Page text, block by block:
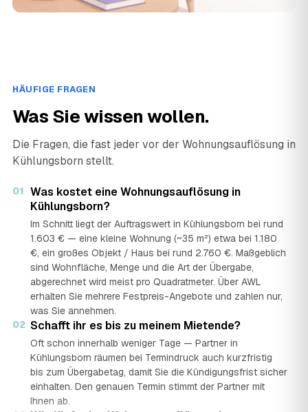
HÄUFIGE FRAGEN
Was Sie wissen wollen.
Die Fragen, die fast jeder vor der Wohnungsauflösung in
Kühlungsborn stellt.
01 Was kostet eine Wohnungsauflösung in
Kühlungsborn?
Im Schnitt liegt der Auftragswert in Kühlungsborn bei rund
1.603 € — eine kleine Wohnung (~35 m²) etwa bei 1.180
€, ein großes Objekt / Haus bei rund 2.760 €. Maßgeblich
sind Wohnfläche, Menge und die Art der Übergabe,
abgerechnet wird meist pro Quadratmeter. Über AWL
erhalten Sie mehrere Festpreis-Angebote und zahlen nur,
was Sie annehmen.
02 Schafft ihr es bis zu meinem Mietende?
Oft schon innerhalb weniger Tage — Partner in
Kühlungsborn räumen bei Termindruck auch kurzfristig
bis zum Übergabetag, damit Sie die Kündigungsfrist sicher
einhalten. Den genauen Termin stimmt der Partner mit
Ihnen ab.